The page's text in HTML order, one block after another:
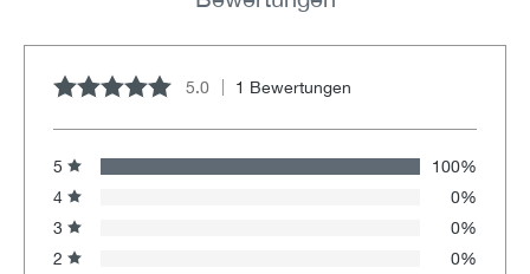
Durchschnittliche Bewertung von 5 von 5 Sternen
5.0 1 Bewertungen
5
100%
4
0%
3
0%
2
0%